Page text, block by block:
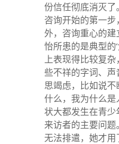
份信任彻底消灭
咨询开始的第一
外，咨询重心的
怡所患的是典型的
上表现得比较复
些不祥的字词、
思竭虑，比如说
什么，我为什么
状大都发生在青
来访者的主要问
无法排遣，她才用